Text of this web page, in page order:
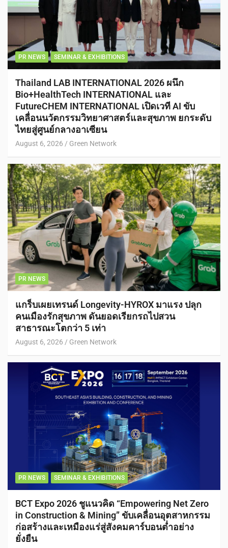
PR NEWS SEMINAR & EXHIBITIONS
Thailand LAB INTERNATIONAL 2026 ผนึก
Bio+HealthTech INTERNATIONAL และ
FutureCHEM INTERNATIONAL เปิดเวที AI ขับ
เคลื่อนนวัตกรรมวิทยาศาสตร์และสุขภาพ ยกระดับ
ไทยสู่ศูนย์กลางอาเซียน
August 6, 2026 Green Network
PR NEWS
แกร็บเผยเทรนด์ Longevity-HYROX มาแรง ปลุก
คนเมืองรักสุขภาพ ดันยอดเรียกรถไปสวน
สาธารณะโตกว่า 5 เท่า
August 6, 2026 Green Network
PR NEWS SEMINAR & EXHIBITIONS
BCT Expo 2026 ชูแนวคิด “Empowering Net Zero
in Construction & Mining” ขับเคลื่อนอุตสาหกรรม
ก่อสร้างและเหมืองแร่สู่สังคมคาร์บอนต่ำอย่าง
ยั่งยืน